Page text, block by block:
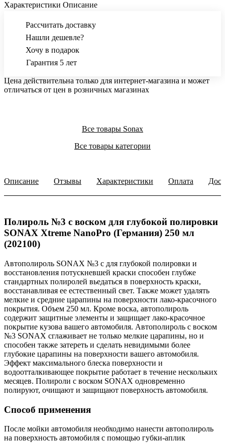
Характеристики Описание
Рассчитать доставку
Нашли дешевле?
Хочу в подарок
Гарантия 5 лет
Цена действительна только для интернет-магазина и может
отличаться от цен в розничных магазинах
Все товары Sonax
Все товары категории
Описание Отзывы Характеристики Оплата
Полироль №3 с воском для глубокой полировки
SONAX Xtreme NanoPro (Германия) 250 мл
(202100)
Автополироль SONAX №3 с для глубокой полировки и
восстановления потускневшей краски способен глубже
стандартных полиролей вьедаться в поверхность краски,
восстанавливая ее естественный свет. Также может удалять
мелкие и средние царапины на поверхности лако-красочного
покрытия. Объем 250 мл. Кроме воска, автополироль
содержит защитные элементы и защищает лако-красочное
покрытие кузова вашего автомобиля. Автополироль с воском
№3 SONAX сглаживает не только мелкие царапины, но и
способен также затереть и сделать невидимыми более
глубокие царапины на поверхности вашего автомобиля.
Эффект максимального блеска поверхности и
водоотталкивающее покрытие работает в течение нескольких
месяцев. Полироли с воском SONAX одновременно
полируют, очищают и защищают поверхность автомобиля.
Способ применения
После мойки автомобиля необходимо нанести автополироль
на поверхность автомобиля с помощью губки-аплик